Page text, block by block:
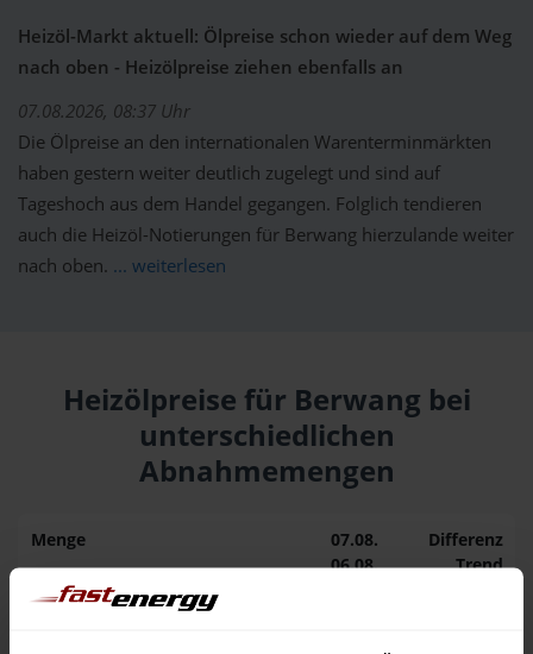
Heizöl-Markt aktuell: Ölpreise schon wieder auf dem Weg
nach oben - Heizölpreise ziehen ebenfalls an
07.08.2026, 08:37 Uhr
Die Ölpreise an den internationalen Warenterminmärkten
haben gestern weiter deutlich zugelegt und sind auf
Tageshoch aus dem Handel gegangen. Folglich tendieren
auch die Heizöl-Notierungen für Berwang hierzulande weiter
nach oben. ... weiterlesen
Heizölpreise für Berwang bei
unterschiedlichen
Abnahmemengen
Menge
07.08.
06.08.
Differenz
Trend